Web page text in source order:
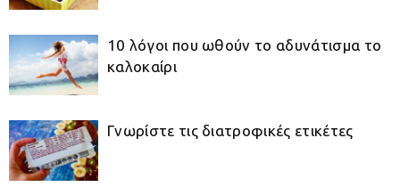
10 λόγοι που ωθούν το αδυνάτισμα το
καλοκαίρι
Γνωρίστε τις διατροφικές ετικέτες